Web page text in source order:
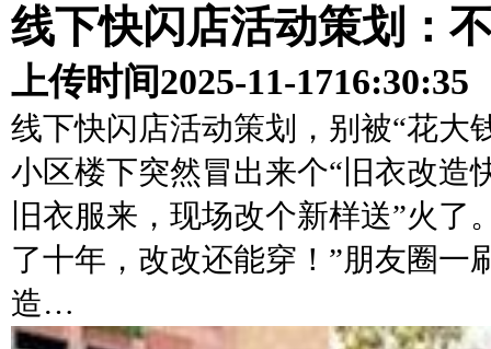
线下快闪店活动策划：
上传时间2025-11-1716:30:35
线下快闪店活动策划，别被“花大
小区楼下突然冒出来个“旧衣改造
旧衣服来，现场改个新样送”火
了十年，改改还能穿！”朋友圈一
造…